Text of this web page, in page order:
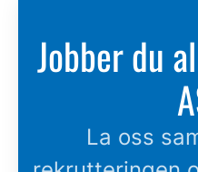
Jobber du
La oss